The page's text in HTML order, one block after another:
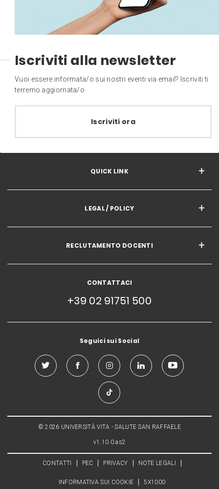
Iscriviti alla newsletter
Vuoi essere informata/o sui nostri eventi via email? Iscriviti ti
terremo aggiornata/o
Iscriviti ora
QUICK LINK
LEGAL / POLICY
RECLUTAMENTO DOCENTI
CONTATTACI
+39 02 91751 500
Seguici sui Social
© 2026 UNIVERSITÀ VITA - SALUTE SAN RAFFAELE
v1.10.0.as2
CONTATTI PEC PRIVACY NOTE LEGALI
INFORMATIVA SUI COOKIE 5X1000